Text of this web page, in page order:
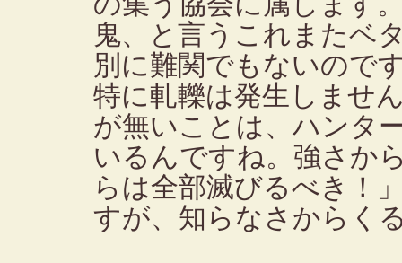
鬼、と言うこれまたベ
別に難関でもないので
特に軋轢は発生しませ
が無いことは、ハンタ
いるんですね。強さか
らは全部滅びるべき！
すが、知らなさからく